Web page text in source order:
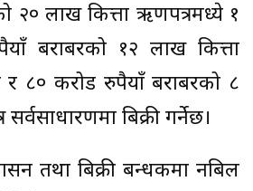
२० लाख कित्ता ऋणपत्रमध्ये १
बराबरको १२ लाख कित्ता
र ८० करोड रुपैयाँ बराबरको ८
बिक्री गर्नेछ।
तथा बिक्री प्रबन्धकमा नबिल